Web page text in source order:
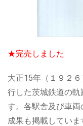
★完売しました
大正15年（１９２
行した茨城鉄道の軌
す。各駅舎及び車
成果も掲載していま